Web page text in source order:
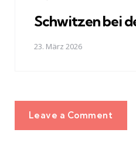
Schwitzen bei
23. März 2026
Leave a Comment